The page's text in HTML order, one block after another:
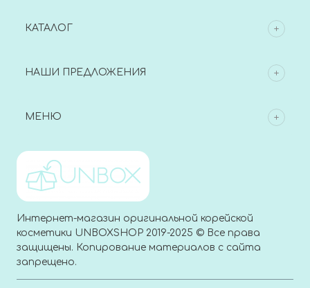
КАТАЛОГ
НАШИ ПРЕДЛОЖЕНИЯ
МЕНЮ
Интернет-магазин оригинальной корейской
косметики UNBOXSHOP 2019-2025 © Все права
защищены. Копирование материалов с сайта
запрещено.